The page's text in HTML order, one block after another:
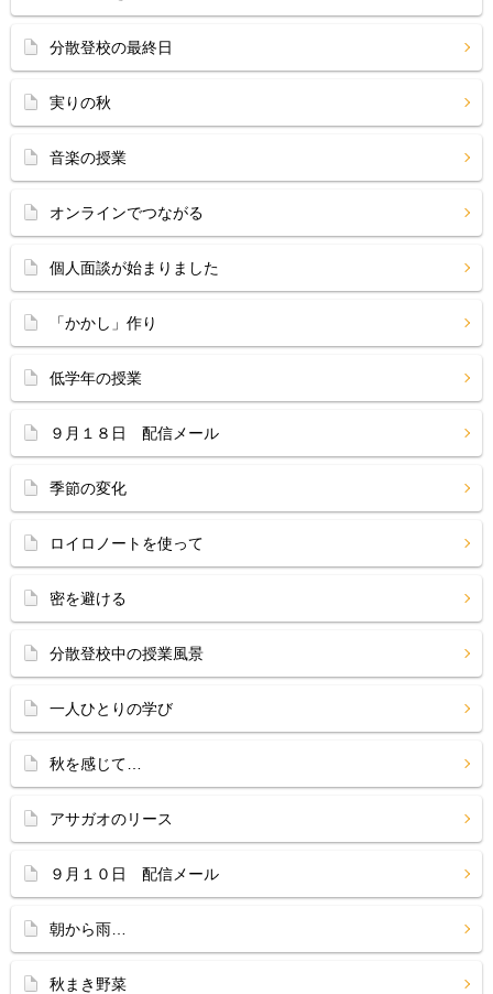
分散登校の最終日
実りの秋
音楽の授業
オンラインでつながる
個人面談が始まりました
「かかし」作り
低学年の授業
９月１８日 配信メール
季節の変化
ロイロノートを使って
密を避ける
分散登校中の授業風景
一人ひとりの学び
秋を感じて…
アサガオのリース
９月１０日 配信メール
朝から雨…
秋まき野菜